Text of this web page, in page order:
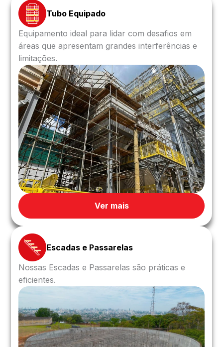
Tubo Equipado
Equipamento ideal para lidar com desafios em
áreas que apresentam grandes interferências e
limitações.
Ver mais
Escadas e Passarelas
Nossas Escadas e Passarelas são práticas e
eficientes.